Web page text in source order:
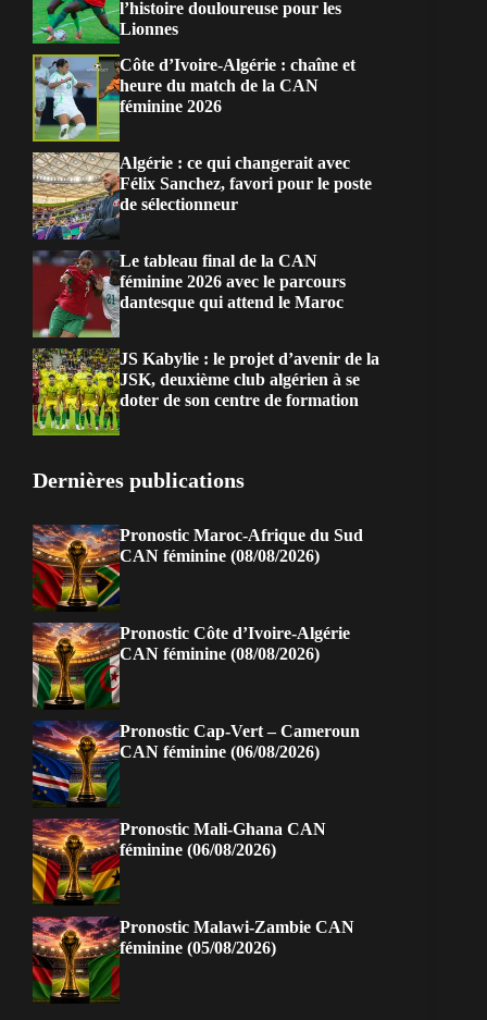
l’histoire douloureuse pour les
Lionnes
Côte d’Ivoire-Algérie : chaîne et
heure du match de la CAN
féminine 2026
Algérie : ce qui changerait avec
Félix Sanchez, favori pour le poste
de sélectionneur
Le tableau final de la CAN
féminine 2026 avec le parcours
dantesque qui attend le Maroc
JS Kabylie : le projet d’avenir de la
JSK, deuxième club algérien à se
doter de son centre de formation
Dernières publications
Pronostic Maroc-Afrique du Sud
CAN féminine (08/08/2026)
Pronostic Côte d’Ivoire-Algérie
CAN féminine (08/08/2026)
Pronostic Cap-Vert – Cameroun
CAN féminine (06/08/2026)
Pronostic Mali-Ghana CAN
féminine (06/08/2026)
Pronostic Malawi-Zambie CAN
féminine (05/08/2026)